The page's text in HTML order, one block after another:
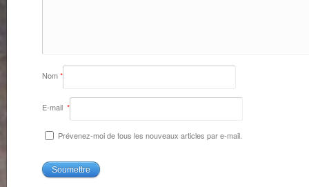
Nom*
E-mail *
Prévenez-moi de tous les nouveaux articles par e-mail.